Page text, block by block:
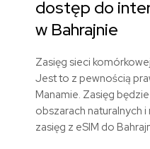
dostęp do
w Bahrajnie
Zasięg sieci
Jest to z pewnością
Manamie. Zasięg
obszarach naturalnych
zasięg z eSIM do